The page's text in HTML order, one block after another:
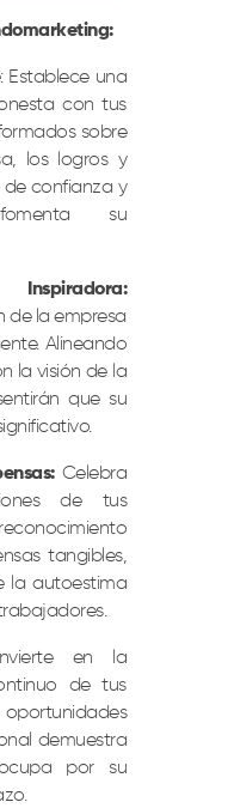
: Establece una
con tus
sobre
los logros y
de confianza y
su
Inspiradora:
de la empresa
Alineando
la visión de la
que su
Celebra
de tus
tangibles,
la autoestima
Invierte en la
de tus
demuestra
por su